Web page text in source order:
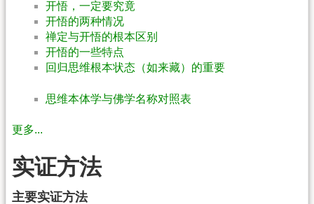
开悟，一定要究竟
开悟的两种情况
禅定与开悟的根本区别
开悟的一些特点
回归思维根本状态（如来藏）的重要
思维本体学与佛学名称对照表
更多...
实证方法
主要实证方法